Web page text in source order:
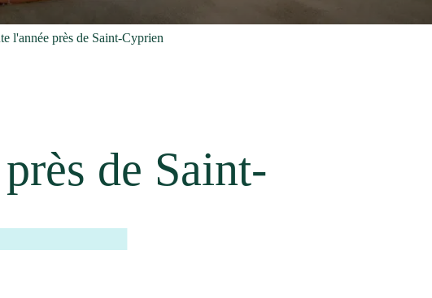
l'année près de Saint-Cyprien
de Saint-